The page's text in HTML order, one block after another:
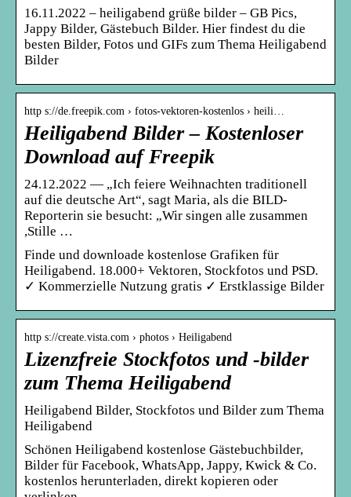
16.11.2022 – heiligabend grüße bilder – GB Pics,
Jappy Bilder, Gästebuch Bilder. Hier findest du die
besten Bilder, Fotos und GIFs zum Thema Heiligabend
Bilder
http s://de.freepik.com › fotos-vektoren-kostenlos › heili…
Heiligabend Bilder – Kostenloser
Download auf Freepik
24.12.2022 — „Ich feiere Weihnachten traditionell
auf die deutsche Art“, sagt Maria, als die BILD-
Reporterin sie besucht: „Wir singen alle zusammen
,Stille …
Finde und downloade kostenlose Grafiken für
Heiligabend. 18.000+ Vektoren, Stockfotos und PSD.
✓ Kommerzielle Nutzung gratis ✓ Erstklassige Bilder
http s://create.vista.com › photos › Heiligabend
Lizenzfreie Stockfotos und -bilder
zum Thema Heiligabend
Heiligabend Bilder, Stockfotos und Bilder zum Thema
Heiligabend
Schönen Heiligabend kostenlose Gästebuchbilder,
Bilder für Facebook, WhatsApp, Jappy, Kwick & Co.
kostenlos herunterladen, direkt kopieren oder